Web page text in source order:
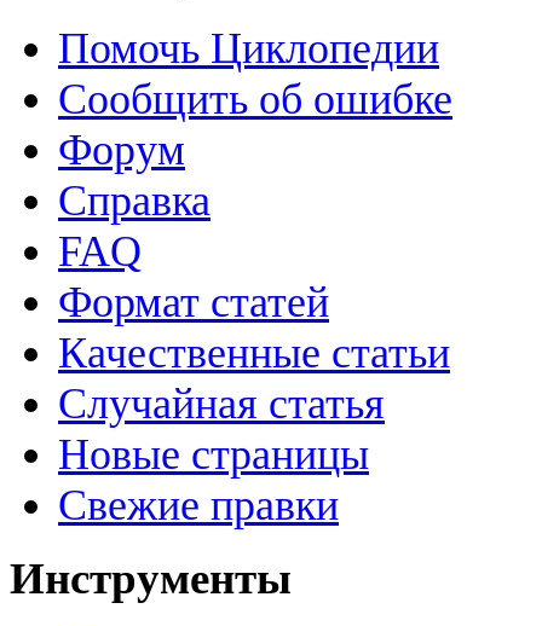
Помочь Циклопедии
Сообщить об ошибке
Форум
Справка
FAQ
Формат статей
Качественные статьи
Случайная статья
Новые страницы
Свежие правки
Инструменты